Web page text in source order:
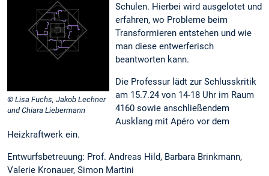
© Lisa Fuchs, Jakob Lechner
und Chiara Liebermann
Schulen. Hierbei wird ausgelotet und
erfahren, wo Probleme beim
Transformieren entstehen und wie
man diese entwerferisch
beantworten kann.
Die Professur lädt zur Schlusskritik
am 15.7.24 von 14-18 Uhr im Raum
4160 sowie anschließendem
Ausklang mit Apéro vor dem
Heizkraftwerk ein.
Entwurfsbetreuung: Prof. Andreas Hild, Barbara Brinkmann,
Valerie Kronauer, Simon Martini